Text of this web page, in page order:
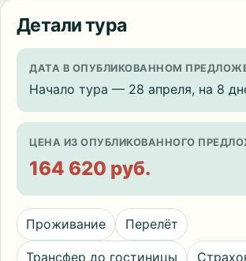
Детали тура
ДАТА В ОПУБЛИКОВАННОМ
Начало тура — 28 апреля, на 8
ЦЕНА ИЗ ОПУБЛИКОВАННОГО
164 620 руб.
Проживание Перелёт
Трансфер до гостиницы